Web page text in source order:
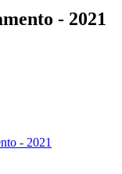
- 2021
- 2021